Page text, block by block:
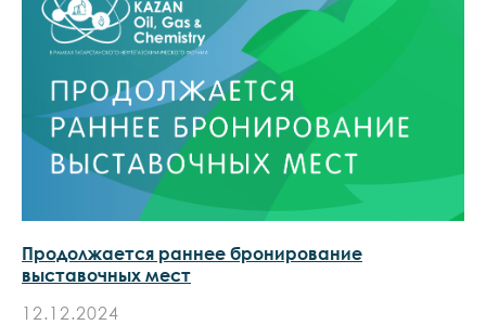
Продолжается раннее бронирование
выставочных мест
12.12.2024